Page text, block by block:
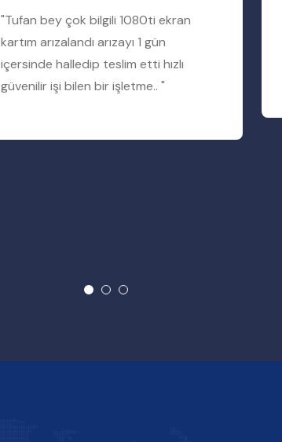
"Tufan bey çok bilgili 1080ti ekran
kartım arızalandı arızayı 1 gün
içersinde halledip teslim etti hızlı
güvenilir işi bilen bir işletme.. "